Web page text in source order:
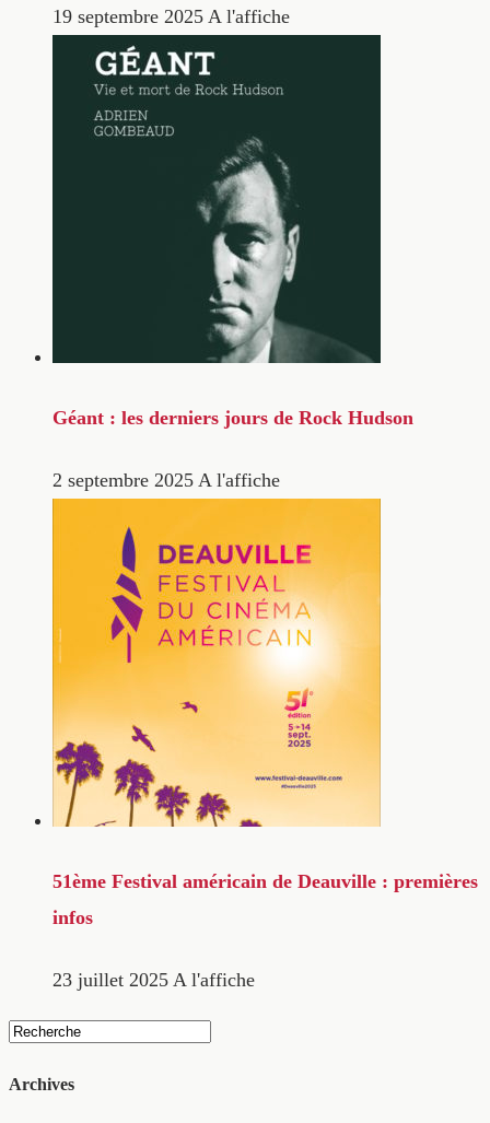
19 septembre 2025 A l'affiche
Géant : les derniers jours de Rock Hudson
2 septembre 2025 A l'affiche
51ème Festival américain de Deauville : premières
infos
23 juillet 2025 A l'affiche
Archives